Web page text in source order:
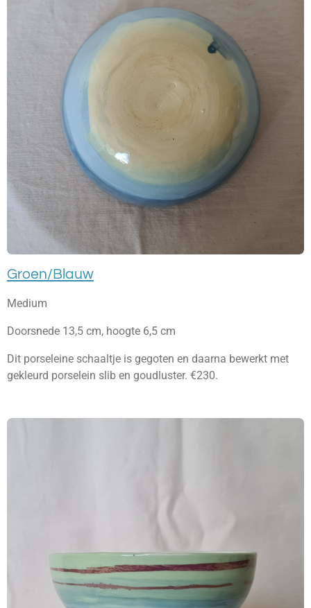
Groen/Blauw
Medium
Doorsnede 13,5 cm, hoogte 6,5 cm
Dit porseleine schaaltje is gegoten en daarna bewerkt met
gekleurd porselein slib en goudluster. €230.